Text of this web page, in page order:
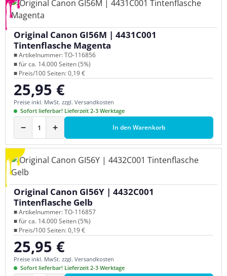
Original Canon GI56M | 4431C001
Tintenflasche Magenta
■ Artikelnummer: TO-116856
■ für ca. 14.000 Seiten (5%)
■ Preis/100 Seiten: 0,19 €
Regulärer Preis:
25,95 €
Preise inkl. MwSt. zzgl. Versandkosten
Sofort lieferbar! Lieferzeit 2-3 Werktage
− + In den Warenkorb
Original Canon GI56Y | 4432C001
Tintenflasche Gelb
■ Artikelnummer: TO-116857
■ für ca. 14.000 Seiten (5%)
■ Preis/100 Seiten: 0,19 €
Regulärer Preis:
25,95 €
Preise inkl. MwSt. zzgl. Versandkosten
Sofort lieferbar! Lieferzeit 2-3 Werktage